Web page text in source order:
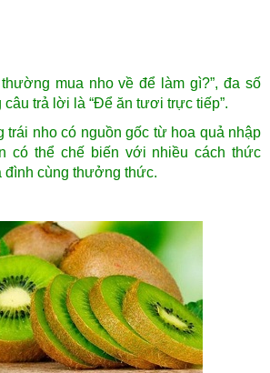
mua nho về để làm gì?”, đa số
trả lời là “Để ăn tươi trực tiếp”.
trái nho có nguồn gốc từ hoa quả nhập
có thể chế biến với nhiều cách thức
đình cùng thưởng thức.